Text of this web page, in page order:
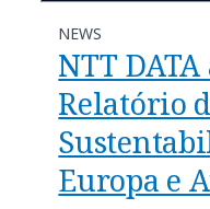
NEWS
NTT
Relatório
Europa e